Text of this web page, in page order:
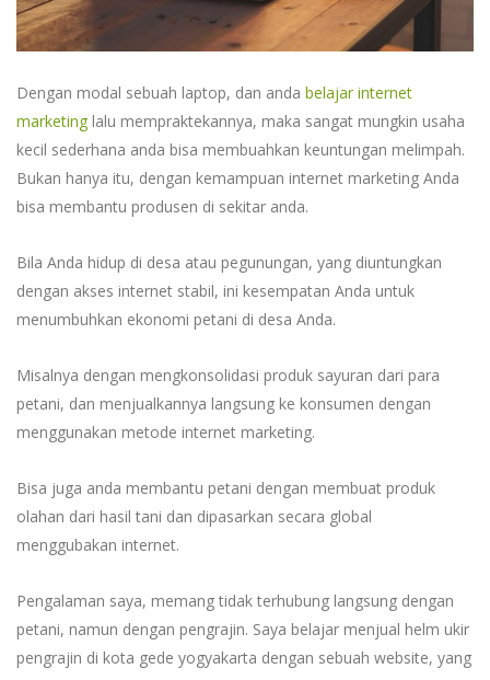
Dengan modal sebuah laptop, dan anda belajar internet
marketing lalu mempraktekannya, maka sangat mungkin usaha
kecil sederhana anda bisa membuahkan keuntungan melimpah.
Bukan hanya itu, dengan kemampuan internet marketing Anda
bisa membantu produsen di sekitar anda.
Bila Anda hidup di desa atau pegunungan, yang diuntungkan
dengan akses internet stabil, ini kesempatan Anda untuk
menumbuhkan ekonomi petani di desa Anda.
Misalnya dengan mengkonsolidasi produk sayuran dari para
petani, dan menjualkannya langsung ke konsumen dengan
menggunakan metode internet marketing.
Bisa juga anda membantu petani dengan membuat produk
olahan dari hasil tani dan dipasarkan secara global
menggubakan internet.
Pengalaman saya, memang tidak terhubung langsung dengan
petani, namun dengan pengrajin. Saya belajar menjual helm ukir
pengrajin di kota gede yogyakarta dengan sebuah website, yang